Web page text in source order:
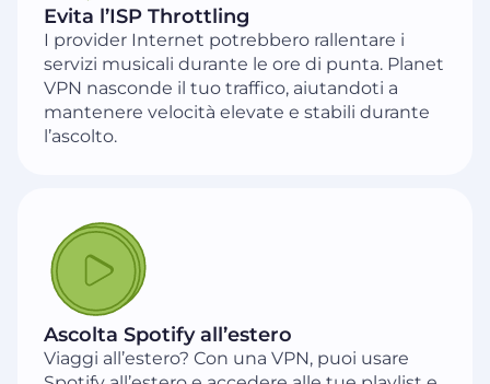
Evita l’ISP Throttling
I provider Internet potrebbero rallentare i
servizi musicali durante le ore di punta. Planet
VPN nasconde il tuo traffico, aiutandoti a
mantenere velocità elevate e stabili durante
l’ascolto.
Ascolta Spotify all’estero
Viaggi all’estero? Con una VPN, puoi usare